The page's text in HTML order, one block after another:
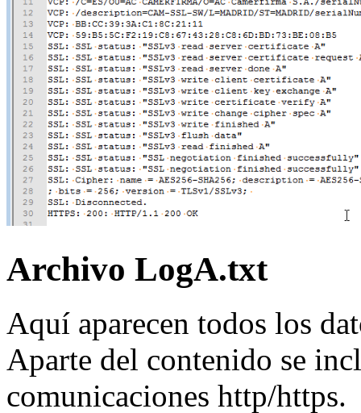
Archivo LogA.txt
Aquí aparecen todos los
Aparte del contenido se
comunicaciones http/https.